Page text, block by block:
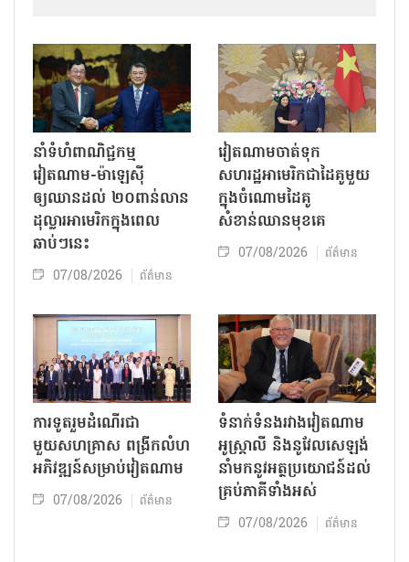
នាំទំហំពាណិជ្ជកម្ម
វៀតណាម-ម៉ាឡេស៊ី
ឲ្យឈានដល់ ២០ពាន់លាន
ដុល្លារអាមេរិកក្នុងពេល
ឆាប់ៗនេះ
07/08/2026 ព័ត៌មាន
វៀតណាមចាត់ទុក
សហរដ្ឋអាមេរិកជាដៃគូមួយ
ក្នុងចំណោមដៃគូ
សំខាន់ឈានមុខគេ
07/08/2026 ព័ត៌មាន
ការទូតរួមដំណើរជា
មួយសហគ្រាស ពង្រីកលំហ
អភិវឌ្ឍន៍សម្រាប់វៀតណាម
07/08/2026 ព័ត៌មាន
ទំនាក់ទំនងរវាងវៀតណាម
អូស្ត្រាលី និងនូវែលសេឡង់
នាំមកនូវអត្ថប្រយោជន៍ដល់
គ្រប់ភាគីទាំងអស់
07/08/2026 ព័ត៌មាន